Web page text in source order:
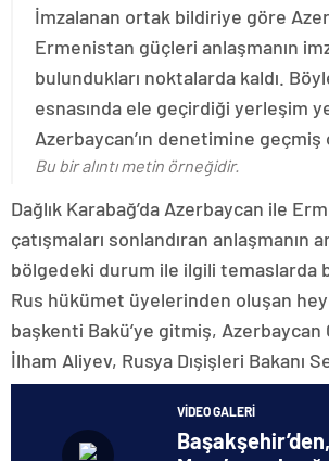
İmzalanan ortak bildiriye göre
Ermenistan güçleri anlaşmanın
bulundukları noktalarda kaldı.
esnasında ele geçirdiği yerleşim
Azerbaycan’ın denetimine geçmiş
Bu bir alıntı metin örneğidir.
Dağlık Karabağ’da Azerbaycan ile
çatışmaları sonlandıran anlaşmanın
bölgedeki durum ile ilgili temaslarda
Rus hükümet üyelerinden oluşan
başkenti Bakü’ye gitmiş, Azerbaycan
İlham Aliyev, Rusya Dışişleri Bakanı
VIDEO GALERI